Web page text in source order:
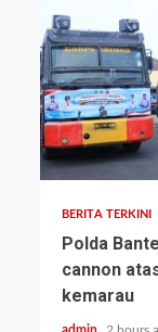
BERITA TERKINI
Polda
cannon
kemarau